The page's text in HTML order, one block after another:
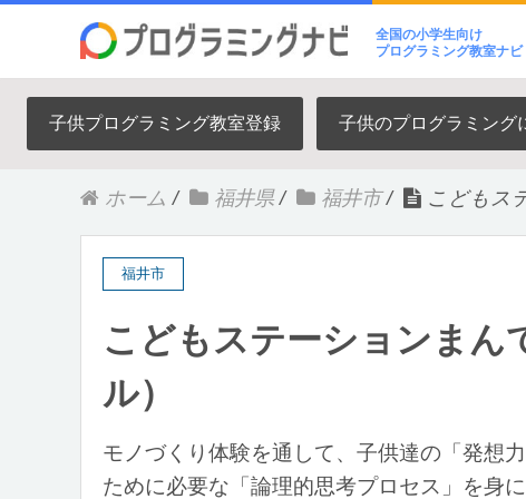
全国の小学生向け
プログラミング教室ナビ
子供プログラミング教室登録 子供のプログラミング
ホーム / 福井県 / 福井市/ こどもス
福井市
こどもステーションまん
ル）
モノづくり体験を通して、子供達の「発想
ために必要な「論理的思考プロセス」を身に